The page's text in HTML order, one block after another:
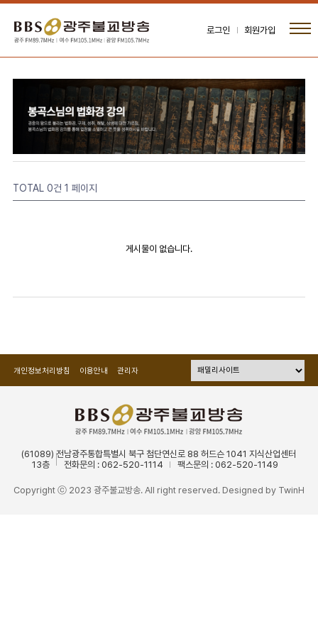
로그인 회원가입
TOTAL 0건 1 페이지
게시물이 없습니다.
개인정보처리방침 이용안내 관리자
(61089) 전남광주통합특별시 북구 첨단연신로 88 허드슨 1041 지식산업센터
13층
전화문의 : 062-520-1114 팩스문의 : 062-520-1149
Copyright ⓒ 2023 광주불교방송. All right reserved. Designed by TwinH